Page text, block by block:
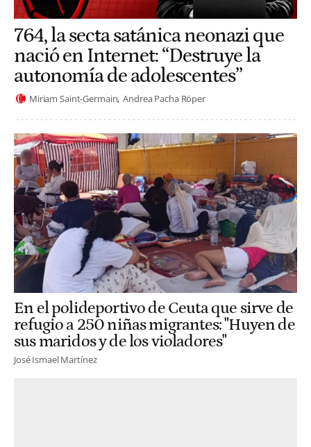
764, la secta satánica neonazi que
nació en Internet: “Destruye la
autonomía de adolescentes”
Miriam Saint-Germain Andrea Pacha Röper
En el polideportivo de Ceuta que sirve de
refugio a 250 niñas migrantes: "Huyen de
sus maridos y de los violadores"
José Ismael Martínez